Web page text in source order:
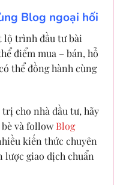
Blog ngoại hối
lộ trình đầu tư bài
điểm mua – bán, hỗ
thể đồng hành cùng
cho nhà đầu tư, hãy
và follow Blog
kiến thức chuyên
lược giao dịch chuẩn